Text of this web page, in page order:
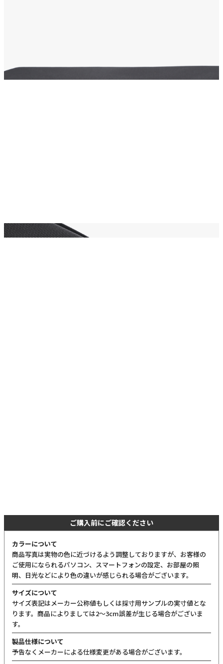
ご購入前にご確認ください
カラーについて
商品写真は実物の色に近づけるよう調整しておりますが、お客様の
ご使用になられるパソコン、スマートフォンの設定、お部屋の照
明、日光などにより色の違いが感じられる場合がございます。
サイズについて
サイズ表記はメーカー公称値もしくは採寸用サンプルの実寸値とな
ります。商品によりましては2〜3cm誤差が生じる場合がございま
す。
製品仕様について
予告なくメーカーによる仕様変更がある場合がございます。